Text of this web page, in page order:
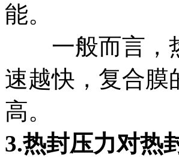
能。
一般而言，热
速越快，复合膜
高。
3.热封压力对热